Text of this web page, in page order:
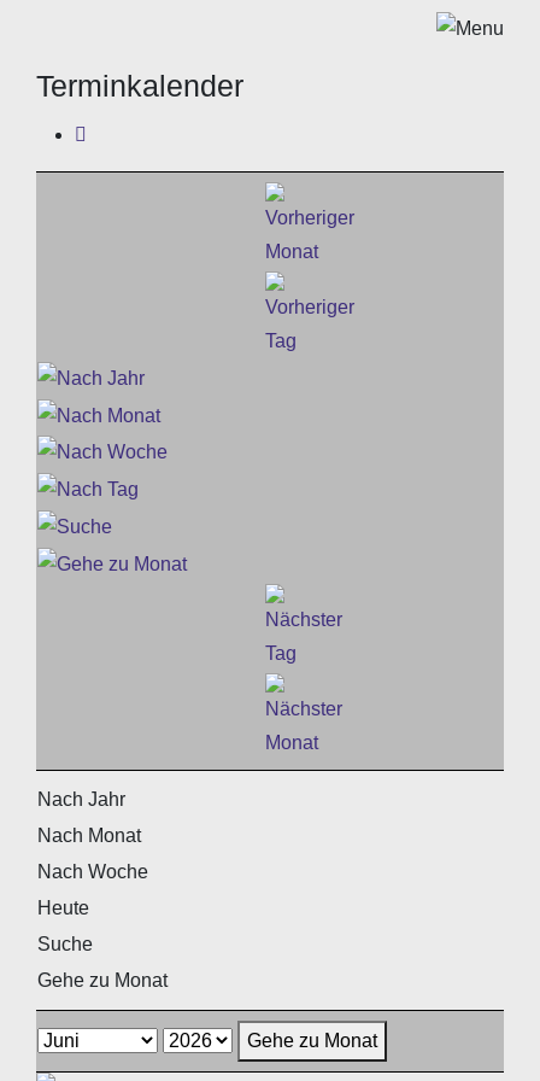
Terminkalender
Nach Jahr
Nach Monat
Nach Woche
Heute
Suche
Gehe zu Monat
Gehe zu Monat